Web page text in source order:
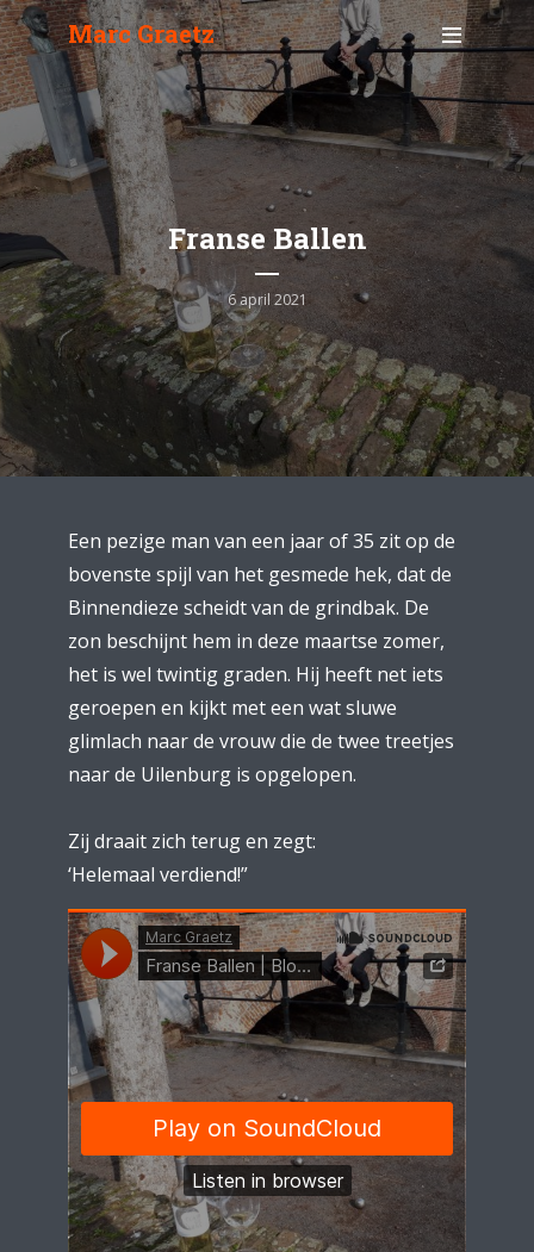
Marc Graetz
Franse Ballen
6 april 2021
Een pezige man van een jaar of 35 zit op de
bovenste spijl van het gesmede hek, dat de
Binnendieze scheidt van de grindbak. De
zon beschijnt hem in deze maartse zomer,
het is wel twintig graden. Hij heeft net iets
geroepen en kijkt met een wat sluwe
glimlach naar de vrouw die de twee treetjes
naar de Uilenburg is opgelopen.
Zij draait zich terug en zegt:
‘Helemaal verdiend!”